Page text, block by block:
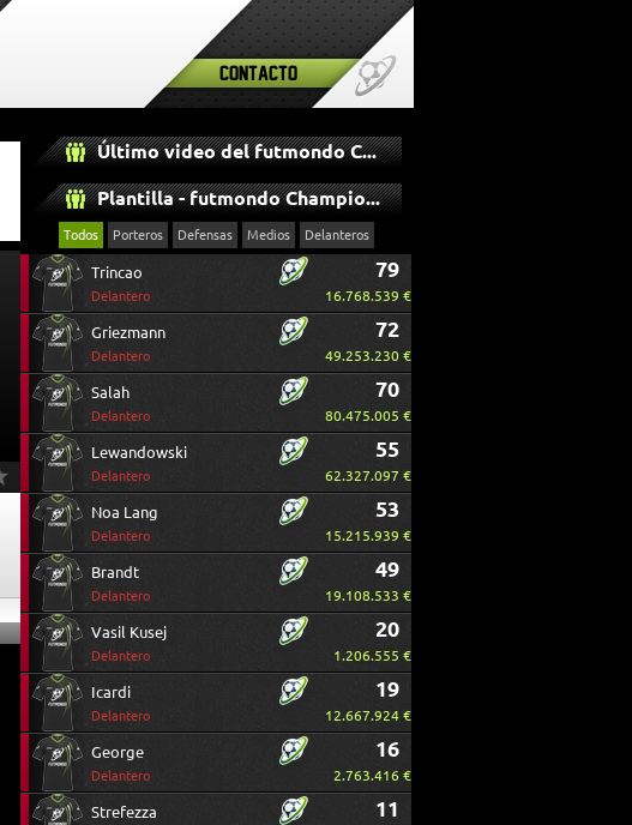
Contacto
Último video del futmondo Champions
Plantilla - futmondo Champions
Todos Porteros Defensas Medios Delanteros
Trincao
Delantero
79
16.768.539 €
Griezmann
Delantero
72
49.253.230 €
Salah
Delantero
70
80.475.005 €
Lewandowski
Delantero
55
62.327.097 €
Noa Lang
Delantero
53
15.215.939 €
Brandt
Delantero
49
19.108.533 €
Vasil Kusej
Delantero
20
1.206.555 €
Icardi
Delantero
19
12.667.924 €
George
Delantero
16
2.763.416 €
Strefezza 11